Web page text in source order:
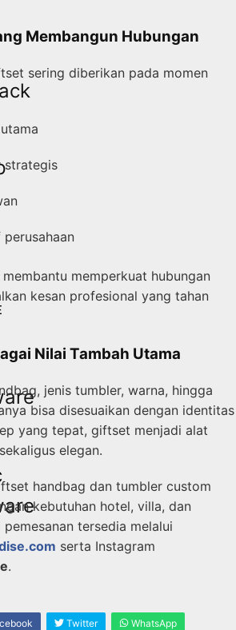
Membangun Hubungan
sering diberikan pada momen
strategis
memperkuat hubungan
kesan profesional yang tahan
Nilai Tambah Utama
jenis tumbler, warna, hingga
bisa disesuaikan dengan identitas
yang tepat, giftset menjadi alat
elegan.
handbag dan tumbler custom
kebutuhan hotel, villa, dan
tersedia melalui
serta Instagram
.
Twitter WhatsApp